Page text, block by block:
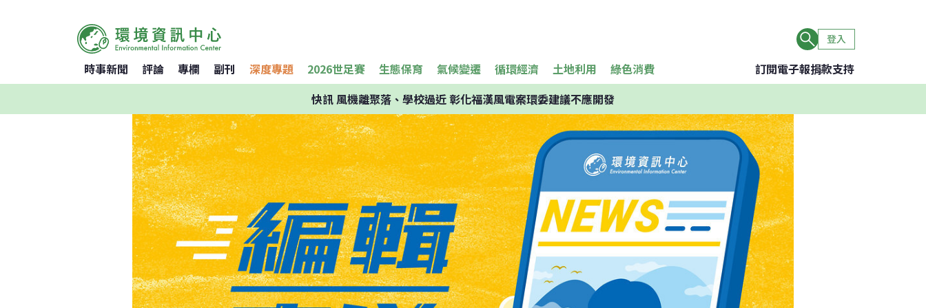
登入
時事新聞 評論 專欄 副刊 深度專題 2026世足賽 生態保育 氣候變遷 循環經濟 土地利用 綠色消費 訂閱電子報捐款支持
快訊風機離聚落、學校過近 彰化福漢風電案環委建議不應開發